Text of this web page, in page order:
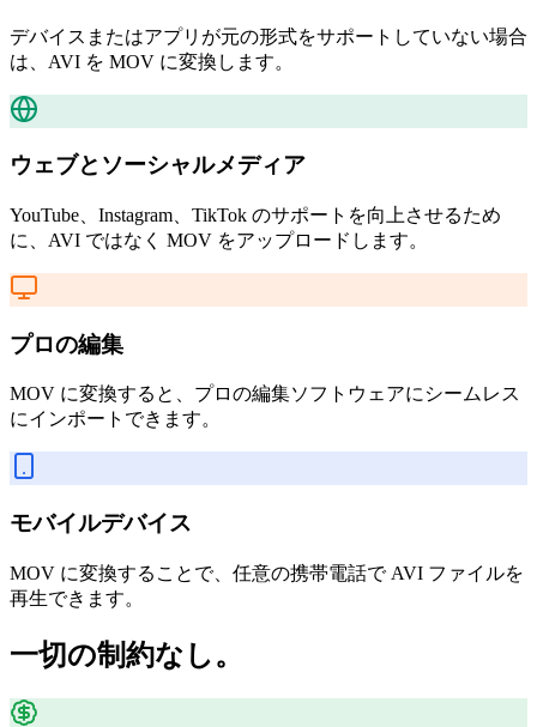
デバイスまたはアプリが元の形式をサポートしていない場合
は、AVI を MOV に変換します。
ウェブとソーシャルメディア
YouTube、Instagram、TikTok のサポートを向上させるため
に、AVI ではなく MOV をアップロードします。
プロの編集
MOV に変換すると、プロの編集ソフトウェアにシームレス
にインポートできます。
モバイルデバイス
MOV に変換することで、任意の携帯電話で AVI ファイルを
再生できます。
一切の制約なし。